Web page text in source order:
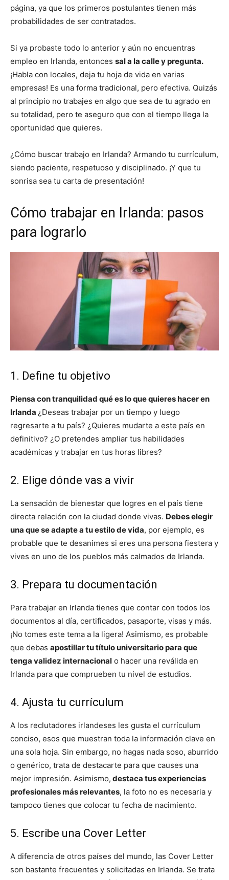
página, ya que los primeros postulantes tienen más
probabilidades de ser contratados.
Si ya probaste todo lo anterior y aún no encuentras
empleo en Irlanda, entonces sal a la calle y pregunta.
¡Habla con locales, deja tu hoja de vida en varias
empresas! Es una forma tradicional, pero efectiva. Quizás
al principio no trabajes en algo que sea de tu agrado en
su totalidad, pero te aseguro que con el tiempo llega la
oportunidad que quieres.
¿Cómo buscar trabajo en Irlanda? Armando tu currículum,
siendo paciente, respetuoso y disciplinado. ¡Y que tu
sonrisa sea tu carta de presentación!
Cómo trabajar en Irlanda: pasos
para lograrlo
1. Define tu objetivo
Piensa con tranquilidad qué es lo que quieres hacer en
Irlanda ¿Deseas trabajar por un tiempo y luego
regresarte a tu país? ¿Quieres mudarte a este país en
definitivo? ¿O pretendes ampliar tus habilidades
académicas y trabajar en tus horas libres?
2. Elige dónde vas a vivir
La sensación de bienestar que logres en el país tiene
directa relación con la ciudad donde vivas. Debes elegir
una que se adapte a tu estilo de vida, por ejemplo, es
probable que te desanimes si eres una persona fiestera y
vives en uno de los pueblos más calmados de Irlanda.
3. Prepara tu documentación
Para trabajar en Irlanda tienes que contar con todos los
documentos al día, certificados, pasaporte, visas y más.
¡No tomes este tema a la ligera! Asimismo, es probable
que debas apostillar tu título universitario para que
tenga validez internacional o hacer una reválida en
Irlanda para que comprueben tu nivel de estudios.
4. Ajusta tu currículum
A los reclutadores irlandeses les gusta el currículum
conciso, esos que muestran toda la información clave en
una sola hoja. Sin embargo, no hagas nada soso, aburrido
o genérico, trata de destacarte para que causes una
mejor impresión. Asimismo, destaca tus experiencias
profesionales más relevantes, la foto no es necesaria y
tampoco tienes que colocar tu fecha de nacimiento.
5. Escribe una Cover Letter
A diferencia de otros países del mundo, las Cover Letter
son bastante frecuentes y solicitadas en Irlanda. Se trata